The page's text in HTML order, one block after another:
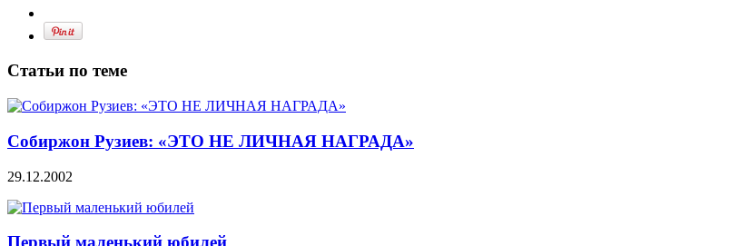
Статьи по теме
Собиржон Рузиев: «ЭТО НЕ ЛИЧНАЯ НАГРАДА»
29.12.2002
Первый маленький юбилей